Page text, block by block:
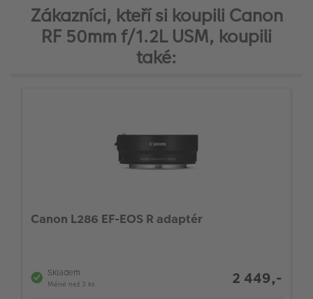
Zákazníci, kteří si koupili Canon
RF 50mm f/1.2L USM, koupili
také:
Canon L286 EF-EOS R adaptér
Skladem
Méně než 3 ks 2 449,-